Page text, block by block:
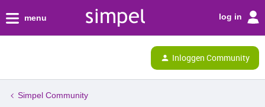
menu log in
Inloggen Community
Simpel Community